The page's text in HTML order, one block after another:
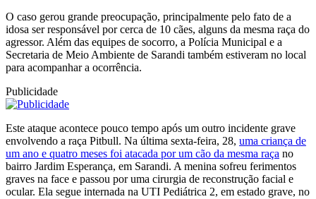
O caso gerou grande preocupação, principalmente pelo fato de a
idosa ser responsável por cerca de 10 cães, alguns da mesma raça do
agressor. Além das equipes de socorro, a Polícia Municipal e a
Secretaria de Meio Ambiente de Sarandi também estiveram no local
para acompanhar a ocorrência.
Publicidade
Este ataque acontece pouco tempo após um outro incidente grave
envolvendo a raça Pitbull. Na última sexta-feira, 28, uma criança de
um ano e quatro meses foi atacada por um cão da mesma raça no
bairro Jardim Esperança, em Sarandi. A menina sofreu ferimentos
graves na face e passou por uma cirurgia de reconstrução facial e
ocular. Ela segue internada na UTI Pediátrica 2, em estado grave, no